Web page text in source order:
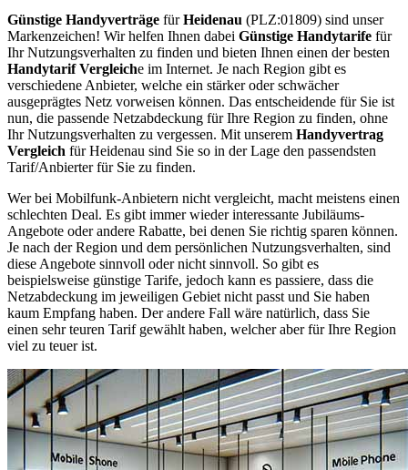
Günstige Handyverträge fürHeidenau (PLZ:01809) sind unser
Markenzeichen! Wir helfen Ihnen dabei Günstige Handytarife für
Ihr Nutzungsverhalten zu finden und bieten Ihnen einen der besten
Handytarif Vergleiche im Internet. Je nach Region gibt es
verschiedene Anbieter, welche ein stärker oder schwächer
ausgeprägtes Netz vorweisen können. Das entscheidende für Sie ist
nun, die passende Netzabdeckung für Ihre Region zu finden, ohne
Ihr Nutzungsverhalten zu vergessen. Mit unserem Handyvertrag
Vergleich für Heidenau sind Sie so in der Lage den passendsten
Tarif/Anbierter für Sie zu finden.
Wer bei Mobilfunk-Anbietern nicht vergleicht, macht meistens einen
schlechten Deal. Es gibt immer wieder interessante Jubiläums-
Angebote oder andere Rabatte, bei denen Sie richtig sparen können.
Je nach der Region und dem persönlichen Nutzungsverhalten, sind
diese Angebote sinnvoll oder nicht sinnvoll. So gibt es
beispielsweise günstige Tarife, jedoch kann es passiere, dass die
Netzabdeckung im jeweiligen Gebiet nicht passt und Sie haben
kaum Empfang haben. Der andere Fall wäre natürlich, dass Sie
einen sehr teuren Tarif gewählt haben, welcher aber für Ihre Region
viel zu teuer ist.